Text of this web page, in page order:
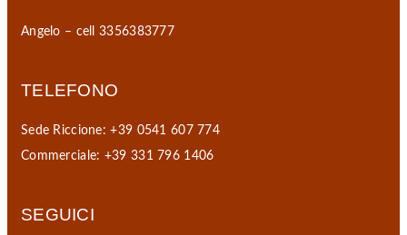
Angelo – cell 3356383777
TELEFONO
Sede Riccione: +39 0541 607 774
Commerciale: +39 331 796 1406
SEGUICI